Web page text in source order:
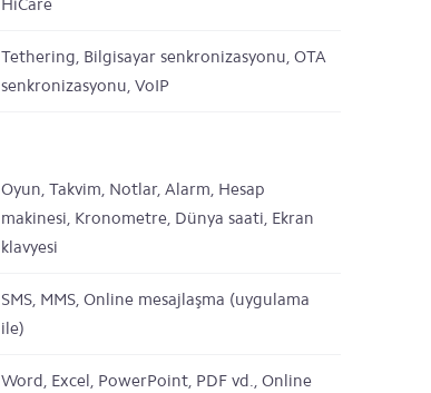
HiCare
Tethering, Bilgisayar senkronizasyonu, OTA
senkronizasyonu, VoIP
Oyun, Takvim, Notlar, Alarm, Hesap
makinesi, Kronometre, Dünya saati, Ekran
klavyesi
SMS, MMS, Online mesajlaşma (uygulama
ile)
Word, Excel, PowerPoint, PDF vd., Online